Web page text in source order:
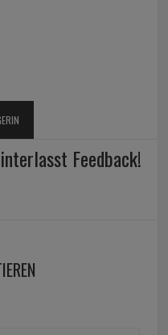
Feedback!